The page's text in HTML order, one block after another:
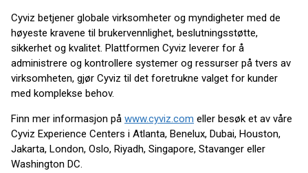
Cyviz betjener globale virksomheter og myndigheter med de
høyeste kravene til brukervennlighet, beslutningsstøtte,
sikkerhet og kvalitet. Plattformen Cyviz leverer for å
administrere og kontrollere systemer og ressurser på tvers av
virksomheten, gjør Cyviz til det foretrukne valget for kunder
med komplekse behov.
Finn mer informasjon på www.cyviz.com eller besøk et av våre
Cyviz Experience Centers i Atlanta, Benelux, Dubai, Houston,
Jakarta, London, Oslo, Riyadh, Singapore, Stavanger eller
Washington DC.